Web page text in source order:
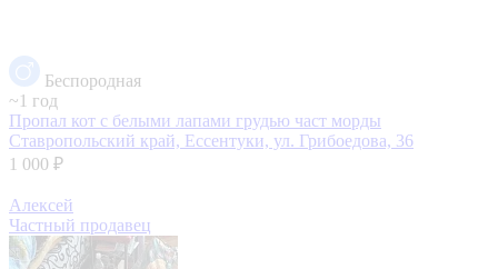
Беспородная
~1 год
Пропал кот с белыми лапами грудью част морды
Ставропольский край, Ессентуки, ул. Грибоедова, 36
1 000 ₽
Алексей
Частный продавец